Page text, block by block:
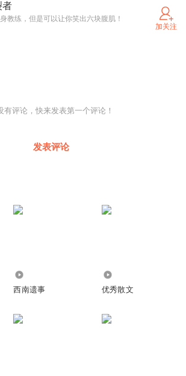
者
教练，但是可以让你笑出六块腹肌！
加关注
有评论，快来发表第一个评论！
发表评论
西南遗事 优秀散文